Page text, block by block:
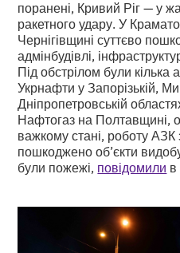
поранені, Кривий Ріг — у
ракетного удару. У
Чернігівщині суттєво
адмінбудівлі,
Під обстрілом були кілька
Укрнафти у Запорізькій,
Дніпропетровській
Нафтогаз на Полтавщині,
важкому стані, роботу АЗК
пошкоджено об’єкти
були пожежі, повідомили в